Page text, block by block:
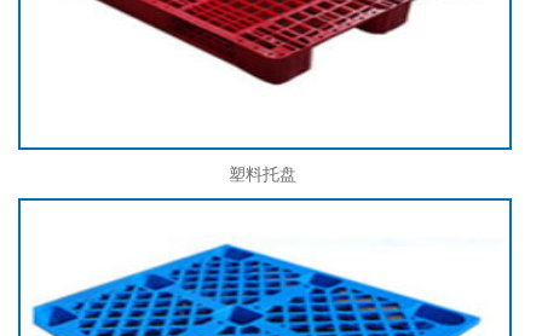
塑料托盘